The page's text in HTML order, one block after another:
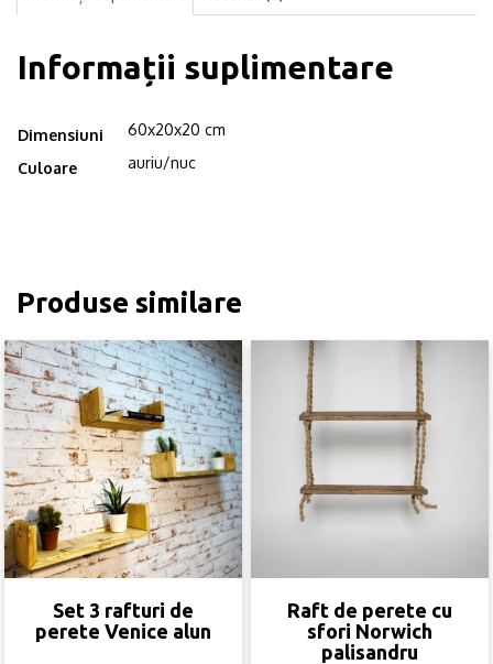
Informații suplimentare
Dimensiuni 60x20x20 cm
Culoare auriu/nuc
Produse similare
Set 3 rafturi de
perete Venice alun
Raft de perete cu
sfori Norwich
palisandru